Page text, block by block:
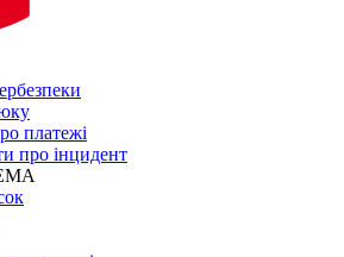
платежі
про інцидент